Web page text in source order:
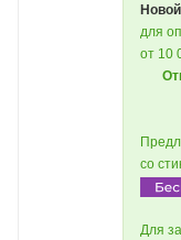
для
от 10
со
Для